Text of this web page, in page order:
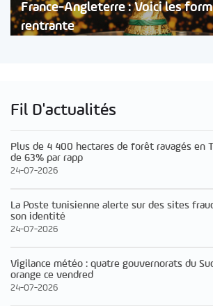
France-Angleterre : Voici les
rentrante
Fil D'actualités
Plus de 4 400 hectares de forêt ravagés en
de 63% par rapp
24-07-2026
La Poste tunisienne alerte sur des sites
son identité
24-07-2026
Vigilance météo : quatre gouvernorats du
orange ce vendred
24-07-2026